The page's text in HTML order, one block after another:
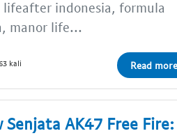
lifeafter indonesia, formula
manor life...
kali Read
Senjata AK47 Free